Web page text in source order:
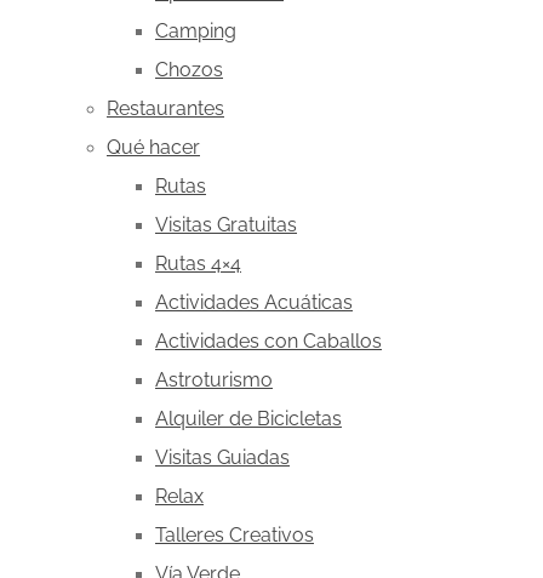
Camping
Chozos
Restaurantes
Qué hacer
Rutas
Visitas Gratuitas
Rutas 4×4
Actividades Acuáticas
Actividades con Caballos
Astroturismo
Alquiler de Bicicletas
Visitas Guiadas
Relax
Talleres Creativos